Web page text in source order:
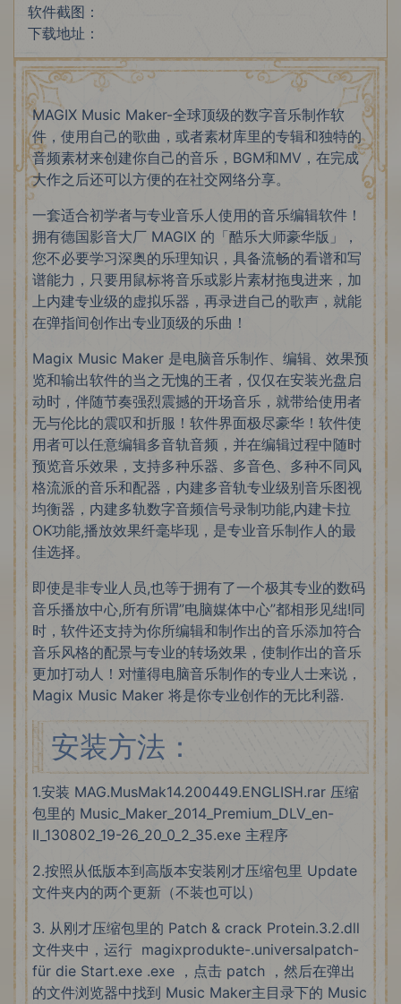
软件截图：
下载地址：
MAGIX Music Maker-全球顶级的数字音乐制作软
件，使用自己的歌曲，或者素材库里的专辑和独特的
音频素材来创建你自己的音乐，BGM和MV，在完成
大作之后还可以方便的在社交网络分享。
一套适合初学者与专业音乐人使用的音乐编辑软件！
拥有德国影音大厂 MAGIX 的「酷乐大师豪华版」，
您不必要学习深奥的乐理知识，具备流畅的看谱和写
谱能力，只要用鼠标将音乐或影片素材拖曳进来，加
上内建专业级的虚拟乐器，再录进自己的歌声，就能
在弹指间创作出专业顶级的乐曲！
Magix Music Maker 是电脑音乐制作、编辑、效果预
览和输出软件的当之无愧的王者，仅仅在安装光盘启
动时，伴随节奏强烈震撼的开场音乐，就带给使用者
无与伦比的震叹和折服！软件界面极尽豪华！软件使
用者可以任意编辑多音轨音频，并在编辑过程中随时
预览音乐效果，支持多种乐器、多音色、多种不同风
格流派的音乐和配器，内建多音轨专业级别音乐图视
均衡器，内建多轨数字音频信号录制功能,内建卡拉
OK功能,播放效果纤毫毕现，是专业音乐制作人的最
佳选择。
即使是非专业人员,也等于拥有了一个极其专业的数码
音乐播放中心,所有所谓”电脑媒体中心”都相形见绌!同
时，软件还支持为你所编辑和制作出的音乐添加符合
音乐风格的配景与专业的转场效果，使制作出的音乐
更加打动人！对懂得电脑音乐制作的专业人士来说，
Magix Music Maker 将是你专业创作的无比利器.
安装方法：
1.安装 MAG.MusMak14.200449.ENGLISH.rar 压缩
包里的 Music_Maker_2014_Premium_DLV_en-
II_130802_19-26_20_0_2_35.exe 主程序
2.按照从低版本到高版本安装刚才压缩包里 Update
文件夹内的两个更新（不装也可以）
3. 从刚才压缩包里的 Patch & crack Protein.3.2.dll
文件夹中，运行 magixprodukte-.universalpatch-
für die Start.exe .exe ，点击 patch ，然后在弹出
的文件浏览器中找到 Music Maker主目录下的 Music